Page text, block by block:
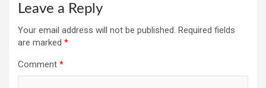
Leave a Reply
Your email address will not be published. Required fields
are marked *
Comment *